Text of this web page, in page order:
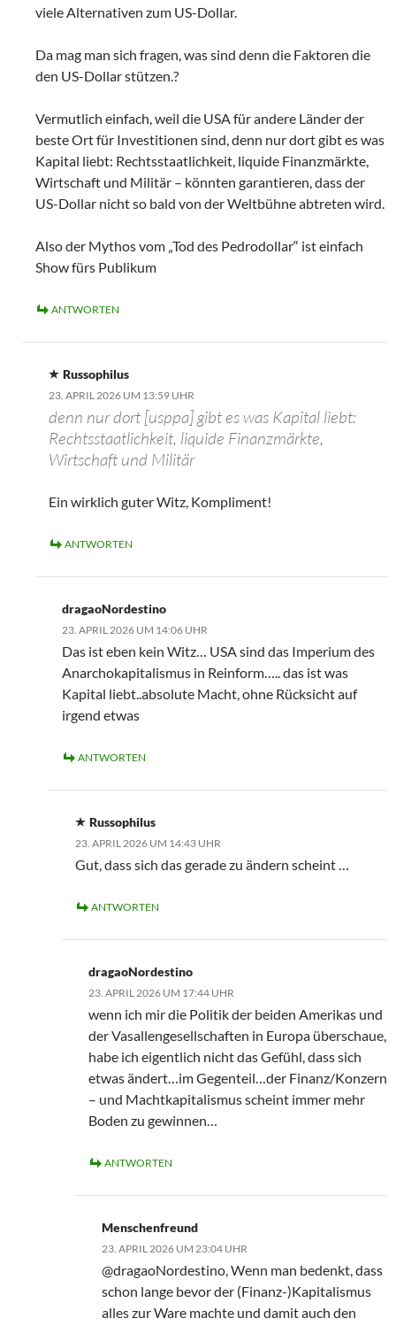
viele Alternativen zum US-Dollar.
Da mag man sich fragen, was sind denn die Faktoren die
den US-Dollar stützen.?
Vermutlich einfach, weil die USA für andere Länder der
beste Ort für Investitionen sind, denn nur dort gibt es was
Kapital liebt: Rechtsstaatlichkeit, liquide Finanzmärkte,
Wirtschaft und Militär – könnten garantieren, dass der
US-Dollar nicht so bald von der Weltbühne abtreten wird.
Also der Mythos vom „Tod des Pedrodollar“ ist einfach
Show fürs Publikum
ANTWORTEN
Russophilus
23. APRIL 2026 UM 13:59 UHR
denn nur dort [usppa] gibt es was Kapital liebt:
Rechtsstaatlichkeit, liquide Finanzmärkte,
Wirtschaft und Militär
Ein wirklich guter Witz, Kompliment!
ANTWORTEN
dragaoNordestino
23. APRIL 2026 UM 14:06 UHR
Das ist eben kein Witz… USA sind das Imperium des
Anarchokapitalismus in Reinform….. das ist was
Kapital liebt..absolute Macht, ohne Rücksicht auf
irgend etwas
ANTWORTEN
Russophilus
23. APRIL 2026 UM 14:43 UHR
Gut, dass sich das gerade zu ändern scheint …
ANTWORTEN
dragaoNordestino
23. APRIL 2026 UM 17:44 UHR
wenn ich mir die Politik der beiden Amerikas und
der Vasallengesellschaften in Europa überschaue,
habe ich eigentlich nicht das Gefühl, dass sich
etwas ändert…im Gegenteil…der Finanz/Konzern
– und Machtkapitalismus scheint immer mehr
Boden zu gewinnen…
ANTWORTEN
Menschenfreund
23. APRIL 2026 UM 23:04 UHR
@dragaoNordestino, Wenn man bedenkt, dass
schon lange bevor der (Finanz-)Kapitalismus
alles zur Ware machte und damit auch den